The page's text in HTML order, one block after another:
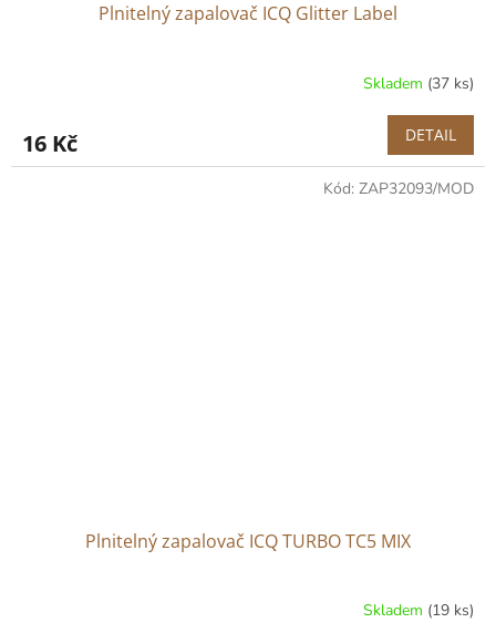
Plnitelný zapalovač ICQ Glitter Label
Skladem (37 ks)
16 Kč DETAIL
Plnitelný zapalovač ICQ TURBO TC5 MIX
Skladem (19 ks)
Kód: ZAP32093/MOD